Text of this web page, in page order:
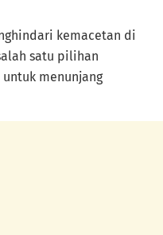
kemacetan di
satu pilihan
menunjang